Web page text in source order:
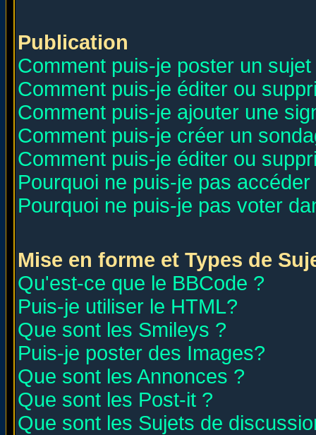
Publication
Comment puis-je poster un
Comment puis-je éditer ou
Comment puis-je ajouter une
Comment puis-je créer un
Comment puis-je éditer ou
Pourquoi ne puis-je pas
Pourquoi ne puis-je pas voter
Mise en forme et Types de
Qu'est-ce que le BBCode ?
Puis-je utiliser le HTML?
Que sont les Smileys ?
Puis-je poster des Images?
Que sont les Annonces ?
Que sont les Post-it ?
Que sont les Sujets de